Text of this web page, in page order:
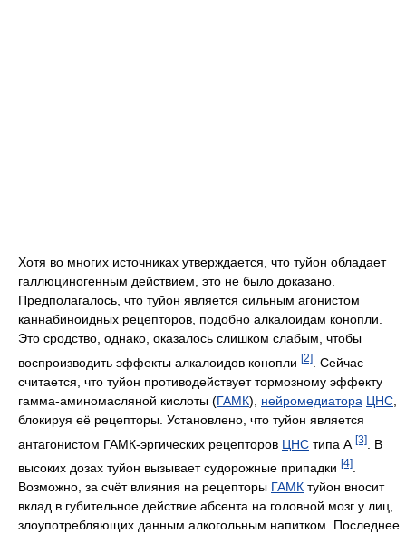
Хотя во многих источниках утверждается, что туйон обладает
галлюциногенным действием, это не было доказано.
Предполагалось, что туйон является сильным агонистом
каннабиноидных рецепторов, подобно алкалоидам конопли.
Это сродство, однако, оказалось слишком слабым, чтобы
воспроизводить эффекты алкалоидов конопли [2]
. Сейчас
считается, что туйон противодействует тормозному эффекту
гамма-аминомасляной кислоты (ГАМК), нейромедиатора ЦНС
блокируя её рецепторы. Установлено, что туйон является
антагонистом ГАМК-эргических рецепторов ЦНС типа А [3]
. В
высоких дозах туйон вызывает судорожные припадки [4]
Возможно, за счёт влияния на рецепторы ГАМК туйон вносит
вклад в губительное действие абсента на головной мозг у лиц,
злоупотребляющих данным алкогольным напитком. Последнее